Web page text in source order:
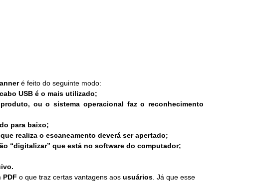
é feito do seguinte modo:
USB é o mais utilizado;
ou o sistema operacional faz o reconhecimento
para baixo;
realiza o escaneamento deverá ser apertado;
“digitalizar” que está no software do computador;
PDF o que traz certas vantagens aos usuários. Já que esse